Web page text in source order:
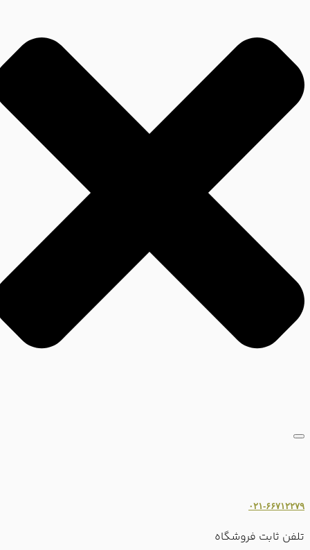
۰۲۱-۶۶۷۱۲۲۷۹
تلفن ثابت فروشگاه